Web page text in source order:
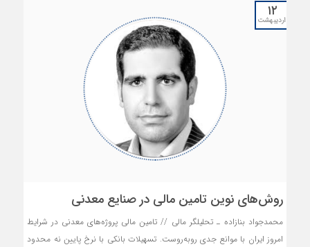
۱۲
اردیبهشت
روش‌های نوین تامین مالی در صنایع معدنی
محمدجواد بنازاده ـ تحلیلگر مالی // تامین مالی پروژه‌های معدنی در شرایط
امروز ایران با موانع جدی روبه‌روست. تسهیلات بانکی با نرخ پایین نه محدود